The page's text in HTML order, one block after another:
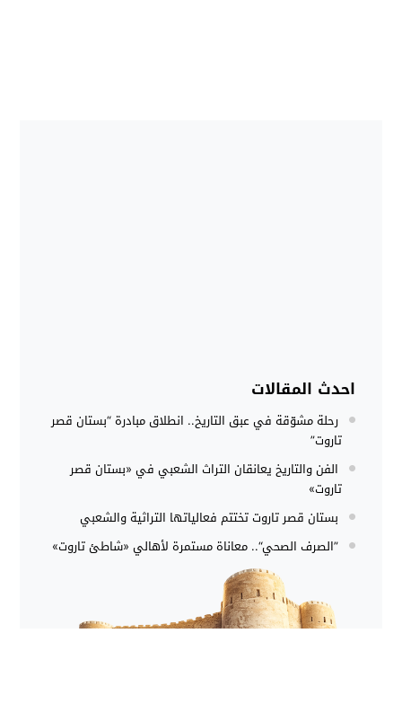
احدث المقالات
رحلة مشوّقة في عبق التاريخ.. انطلاق مبادرة “بستان قصر
تاروت”
الفن والتاريخ يعانقان التراث الشعبي في «بستان قصر
تاروت»
بستان قصر تاروت تختتم فعالياتها التراثية والشعبي
”الصرف الصحي“.. معاناة مستمرة لأهالي «شاطئ تاروت»